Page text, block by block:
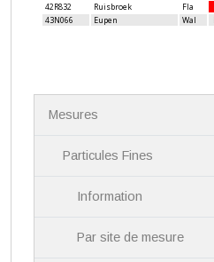
Mesures
Particules Fines
Information
Par site de mesure